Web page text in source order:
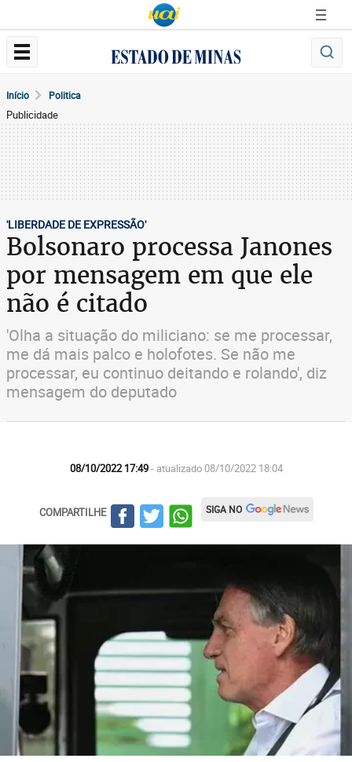
Início Politica
Publicidade
'LIBERDADE DE EXPRESSÃO'
Bolsonaro processa Janones
por mensagem em que ele
não é citado
'Olha a situação do miliciano: se me processar,
me dá mais palco e holofotes. Se não me
processar, eu continuo deitando e rolando', diz
mensagem do deputado
08/10/2022 17:49- atualizado 08/10/2022 18:04
COMPARTILHE SIGA NO